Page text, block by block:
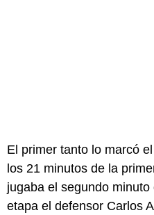
El primer tanto lo marcó
los 21 minutos de la
jugaba el segundo
etapa el defensor Carlos